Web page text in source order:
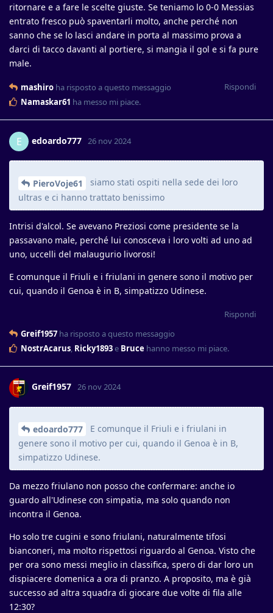
ritornare e a fare le scelte giuste. Se teniamo lo 0-0 Messias
entrato fresco può spaventarli molto, anche perché non
sanno che se lo lasci andare in porta al massimo prova a
darci di tacco davanti al portiere, si mangia il gol e si fa pure
male.
Rispondi
mashiro ha risposto a questo messaggio
Namaskar61 ha messo mi piace.
E edoardo777 26 nov 2024
PieroVoje61
siamo stati ospiti nella sede dei loro
ultras e ci hanno trattato benissimo
Intrisi d'alcol. Se avevano Preziosi come presidente se la
passavano male, perché lui conosceva i loro volti ad uno ad
uno, uccelli del malaugurio livorosi!
E comunque il Friuli e i friulani in genere sono il motivo per
cui, quando il Genoa è in B, simpatizzo Udinese.
Rispondi
Greif1957 ha risposto a questo messaggio
NostrAcarus Ricky1893e Bruce hanno messo mi piace.
Greif1957 26 nov 2024
edoardo777
E comunque il Friuli e i friulani in
genere sono il motivo per cui, quando il Genoa è in B,
simpatizzo Udinese.
Da mezzo friulano non posso che confermare: anche io
guardo all'Udinese con simpatia, ma solo quando non
incontra il Genoa.
Ho solo tre cugini e sono friulani, naturalmente tifosi
bianconeri, ma molto rispettosi riguardo al Genoa. Visto che
per ora sono messi meglio in classifica, spero di dar loro un
dispiacere domenica a ora di pranzo. A proposito, ma è già
successo ad altra squadra di giocare due volte di fila alle
12:30?